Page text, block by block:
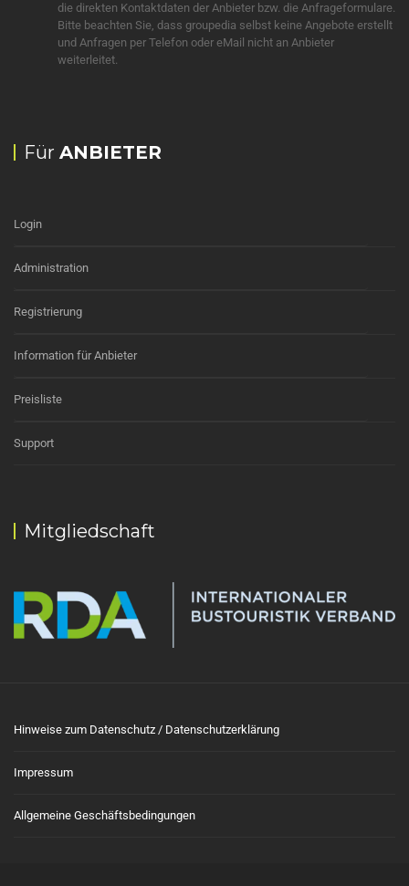
die direkten Kontaktdaten der Anbieter bzw. die Anfrageformulare.
Bitte beachten Sie, dass groupedia selbst keine Angebote erstellt
und Anfragen per Telefon oder eMail nicht an Anbieter
weiterleitet.
Für ANBIETER
Login
Administration
Registrierung
Information für Anbieter
Preisliste
Support
Mitgliedschaft
Hinweise zum Datenschutz / Datenschutzerklärung
Impressum
Allgemeine Geschäftsbedingungen